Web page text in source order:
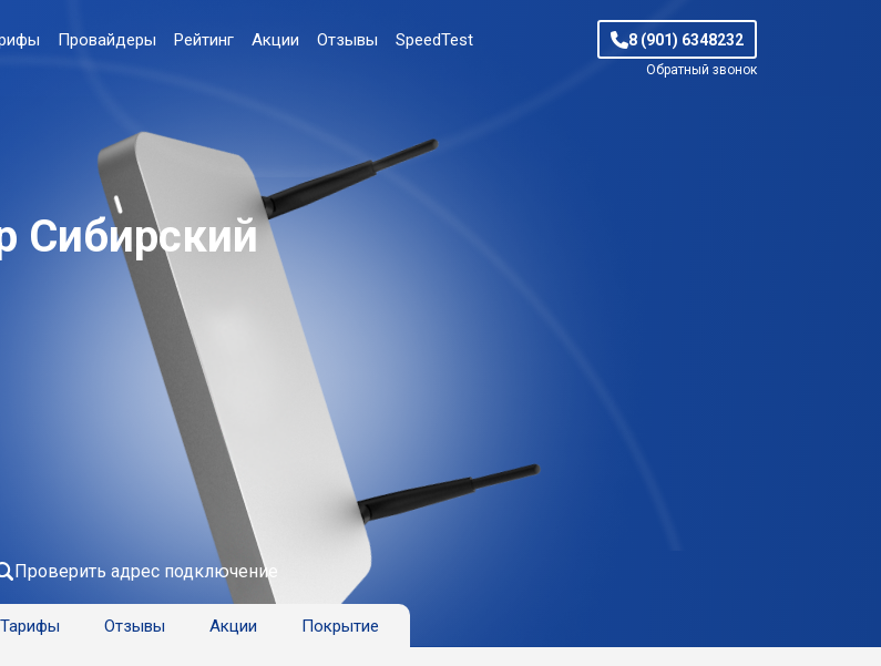
Провайдеры Рейтинг Акции Отзывы SpeedTest 8 (901) 6348232
Обратный звонок
Сибирский
Проверить адрес подключение
Тарифы Отзывы Акции Покрытие